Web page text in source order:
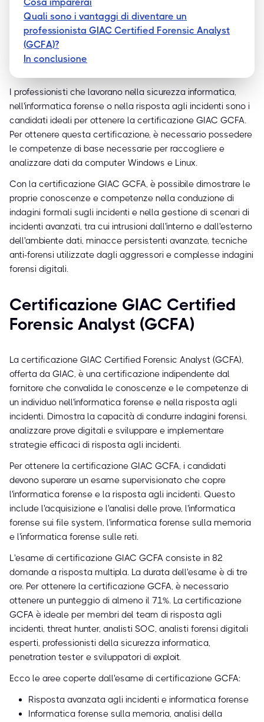
Quali sono i vantaggi di diventare un
professionista GIAC Certified Forensic Analyst
(GCFA)?
In conclusione
I professionisti che lavorano nella sicurezza informatica,
nell'informatica forense o nella risposta agli incidenti sono i
candidati ideali per ottenere la certificazione GIAC GCFA.
Per ottenere questa certificazione, è necessario possedere
le competenze di base necessarie per raccogliere e
analizzare dati da computer Windows e Linux.
Con la certificazione GIAC GCFA, è possibile dimostrare le
proprie conoscenze e competenze nella conduzione di
indagini formali sugli incidenti e nella gestione di scenari di
incidenti avanzati, tra cui intrusioni dall'interno e dall'esterno
dell'ambiente dati, minacce persistenti avanzate, tecniche
anti-forensi utilizzate dagli aggressori e complesse indagini
forensi digitali.
Certificazione GIAC Certified
Forensic Analyst (GCFA)
La certificazione GIAC Certified Forensic Analyst (GCFA),
offerta da GIAC, è una certificazione indipendente dal
fornitore che convalida le conoscenze e le competenze di
un individuo nell'informatica forense e nella risposta agli
incidenti. Dimostra la capacità di condurre indagini forensi,
analizzare prove digitali e sviluppare e implementare
strategie efficaci di risposta agli incidenti.
Per ottenere la certificazione GIAC GCFA, i candidati
devono superare un esame supervisionato che copre
l'informatica forense e la risposta agli incidenti. Questo
include l'acquisizione e l'analisi delle prove, l'informatica
forense sui file system, l'informatica forense sulla memoria
e l'informatica forense sulle reti.
L'esame di certificazione GIAC GCFA consiste in 82
domande a risposta multipla. La durata dell'esame è di tre
ore. Per ottenere la certificazione GCFA, è necessario
ottenere un punteggio di almeno il 71%. La certificazione
GCFA è ideale per membri del team di risposta agli
incidenti, threat hunter, analisti SOC, analisti forensi digitali
esperti, professionisti della sicurezza informatica,
penetration tester e sviluppatori di exploit.
Ecco le aree coperte dall'esame di certificazione GCFA:
Risposta avanzata agli incidenti e informatica forense
Informatica forense sulla memoria, analisi della